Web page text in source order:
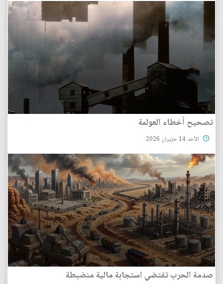
تصحيح أخطاء العولمة
الأحد 14 حزيران 2026
صدمة الحرب تقتضي استجابة مالية منضبطة